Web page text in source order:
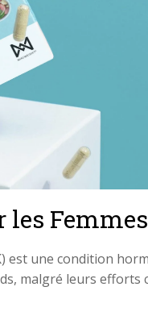
est une condition
malgré leurs efforts